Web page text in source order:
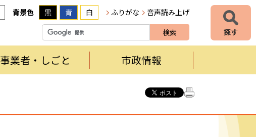
背景色 黒 青 白 ふりがな 音声読み上げ
事業者・しごと 市政情報